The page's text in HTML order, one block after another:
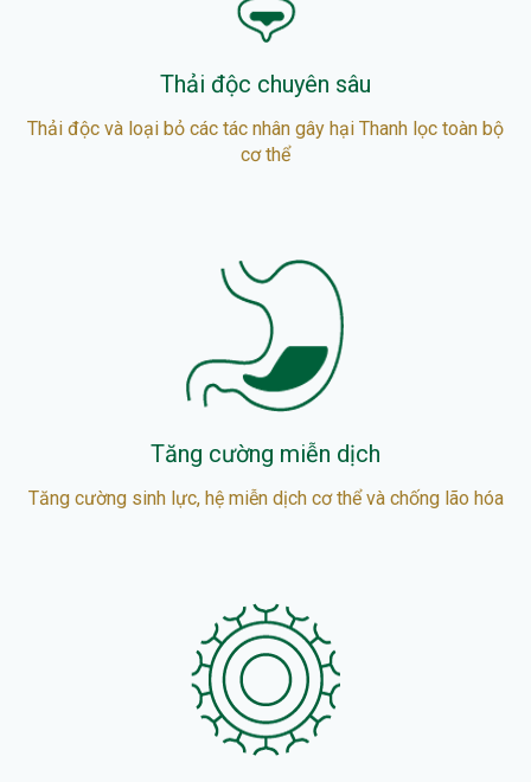
Thải độc chuyên sâu
Thải độc và loại bỏ các tác nhân gây hại Thanh lọc toàn bộ
cơ thể
Tăng cường miễn dịch
Tăng cường sinh lực, hệ miễn dịch cơ thể và chống lão hóa